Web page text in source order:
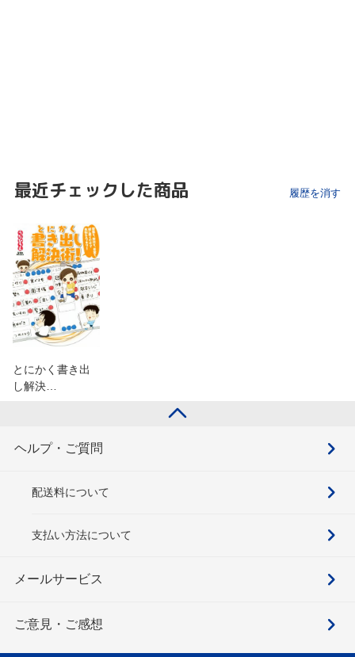
最近チェックした商品 履歴を消す
とにかく書き出
し解決…
ヘルプ・ご質問
配送料について
支払い方法について
メールサービス
ご意見・ご感想